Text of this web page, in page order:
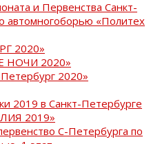
и Первенства Санкт-
автомногоборью «Политех
2020»
НОЧИ 2020»
2020»
2019 в Санкт-Петербурге
2019»
С-Петербурга по